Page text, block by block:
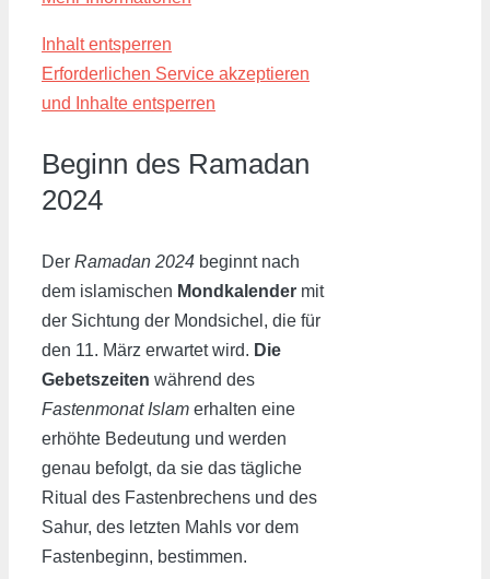
Inhalt entsperren
Erforderlichen Service akzeptieren
und Inhalte entsperren
Beginn des Ramadan
2024
Der Ramadan 2024 beginnt nach
dem islamischen Mondkalender mit
der Sichtung der Mondsichel, die für
den 11. März erwartet wird. Die
Gebetszeiten während des
Fastenmonat Islam erhalten eine
erhöhte Bedeutung und werden
genau befolgt, da sie das tägliche
Ritual des Fastenbrechens und des
Sahur, des letzten Mahls vor dem
Fastenbeginn, bestimmen.